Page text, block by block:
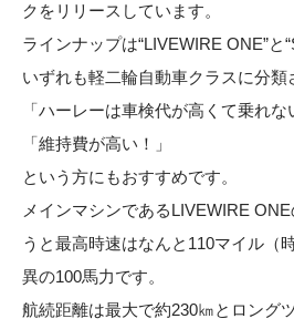
クをリリースしています。
ラインナップは“LIVEWIRE ONE”と
いずれも軽二輪自動車クラスに分類
「ハーレーは車検代が高くて乗れな
「維持費が高い！」
という方にもおすすめです。
メインマシンであるLIVEWIRE
うと最高時速はなんと110マイル（
異の100馬力です。
航続距離は最大で約230㎞とロング